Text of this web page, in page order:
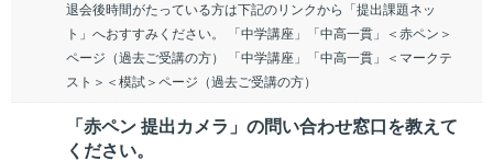
退会後時間がたっている方は下記のリンクから「提出課題ネッ
ト」へおすすみください。 「中学講座」「中高一貫」＜赤ペン＞
ページ（過去ご受講の方） 「中学講座」「中高一貫」＜マークテ
スト＞＜模試＞ページ（過去ご受講の方）
「赤ペン 提出カメラ」の問い合わせ窓口を教えて
ください。